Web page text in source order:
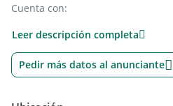
Cuenta con:
• 1 baño completo
• Quincho
• Baulera
• Caldera
Leer descripción completa
Pedir más datos al anunciante